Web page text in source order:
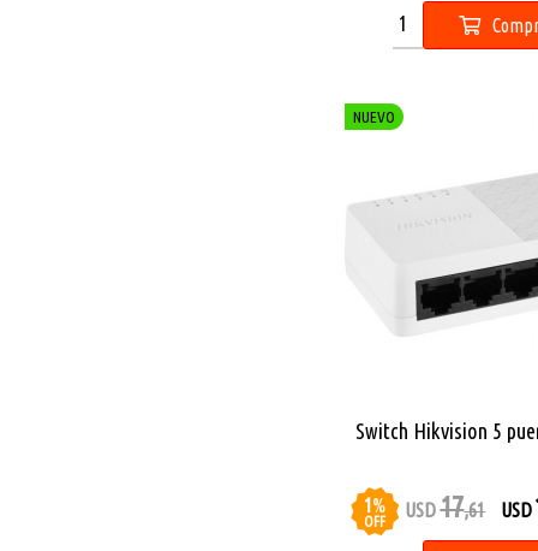
NUEVO
Switch Hikvision 5
1%
OFF
USD17,61 USD